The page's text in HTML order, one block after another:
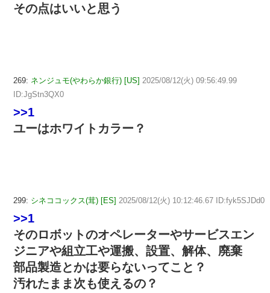
その点はいいと思う
269: ネンジュモ(やわらか銀行) [US] 2025/08/12(火) 09:56:49.99
ID:JgStn3QX0
>>1
ユーはホワイトカラー？
299: シネココックス(茸) [ES] 2025/08/12(火) 10:12:46.67 ID:fyk5SJDd0
>>1
そのロボットのオペレーターやサービスエン
ジニアや組立工や運搬、設置、解体、廃棄
部品製造とかは要らないってこと？
汚れたまま次も使えるの？